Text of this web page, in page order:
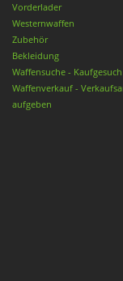
Vorderlader
Westernwaffen
Zubehör
Bekleidung
Waffensuche -
Waffenverkauf -
aufgeben